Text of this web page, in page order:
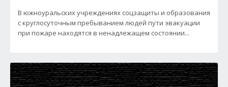
В южноуральских учреждениях соцзащиты и образования
с круглосуточным пребыванием людей пути эвакуации
при пожаре находятся в ненадлежащем состоянии...